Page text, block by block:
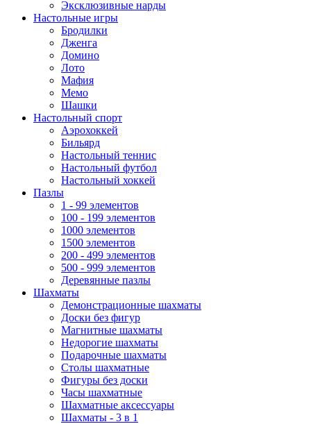
Эксклюзивные нарды
Настольные игры
Бродилки
Дженга
Домино
Лото
Мафия
Мемо
Шашки
Настольный спорт
Аэрохоккей
Бильярд
Настольный теннис
Настольный футбол
Настольный хоккей
Пазлы
1 - 99 элементов
100 - 199 элементов
1000 элементов
1500 элементов
200 - 499 элементов
500 - 999 элементов
Деревянные пазлы
Шахматы
Демонстрационные шахматы
Доски без фигур
Магнитные шахматы
Недорогие шахматы
Подарочные шахматы
Столы шахматные
Фигуры без доски
Часы шахматные
Шахматные аксессуары
Шахматы - 3 в 1